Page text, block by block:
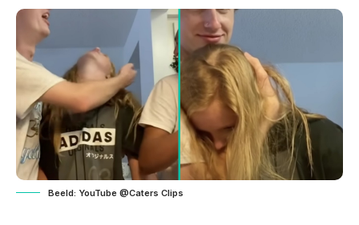
Beeld: YouTube @Caters Clips